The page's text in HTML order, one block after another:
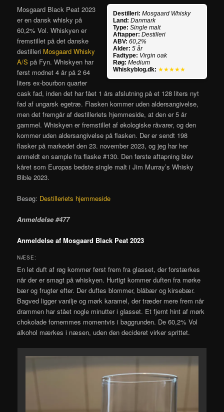
Destilleri: Mosgaard Whisky
Land: Danmark
Type: Single malt
Aftapper: Destilleri
ABV: 60,2%
Alder: 5 år
Fadtype: Virgin oak
Røg: Medium
Whiskyblog.dk: ★★★★★
Mosgaard Black Peat 2023
er en dansk whisky på
60,2% Vol. Whiskyen er
fremstillet på det danske
destilleri Mosgaard Whisky
A/S på Fyn. Whiskyen har
først modnet 4 år på 2 64
liters ex-bourbon quarter
cask fad, inden det har fået 1 års afslutning på et 128 liters nyt
fad af ungarsk egetræ. Flasken kommer uden aldersangivelse,
men det fremgår af destilleriets hjemmeside, at den er 5 år
gammel. Whiskyen er fremstillet af økologiske råvarer, og den
kommer uden aldersangivelse på flasken. Der er sendt 198
flasker på markedet den 23. november 2023, og jeg har her
anmeldt en sample fra flaske #130. Den første aftapning blev
kåret som Europas bedste single malt i Jim Murray’s Whisky
Bible 2023.
Besøg: Destilleriets hjemmeside
Anmeldelse #477
Anmeldelse af Mosgaard Black Peat 2023
NÆSE:
En let duft af røg kommer først frem fra glasset, der forstærkes
når der er smagt på whiskyen. Hurtigt kommer duften fra mørke
bær og frugter efter. Der duftes blommer, blåbær og kirsebær.
Bagved ligger vanilje og mørk karamel, der træder mere frem når
drammen har stået nogle minutter i glasset. Et fjernt hint af mørk
chokolade fornemmes momentvis i baggrunden. De 60,2% Vol
alkohol mærkes i næsen, uden den decideret virker sprittet.